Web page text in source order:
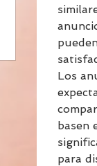
Los
basen
para